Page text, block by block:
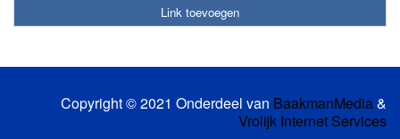
Link toevoegen
Copyright © 2021 Onderdeel van BaakmanMedia&
Vrolijk Internet Services